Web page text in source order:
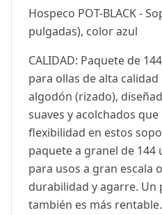
Hospeco POT-BLACK -
pulgadas), color azul
CALIDAD: Paquete de
para ollas de alta calidad
algodón (rizado),
suaves y acolchados
flexibilidad en estos
paquete a granel de 144
para usos a gran escala
durabilidad y agarre. Un
también es más rentable.